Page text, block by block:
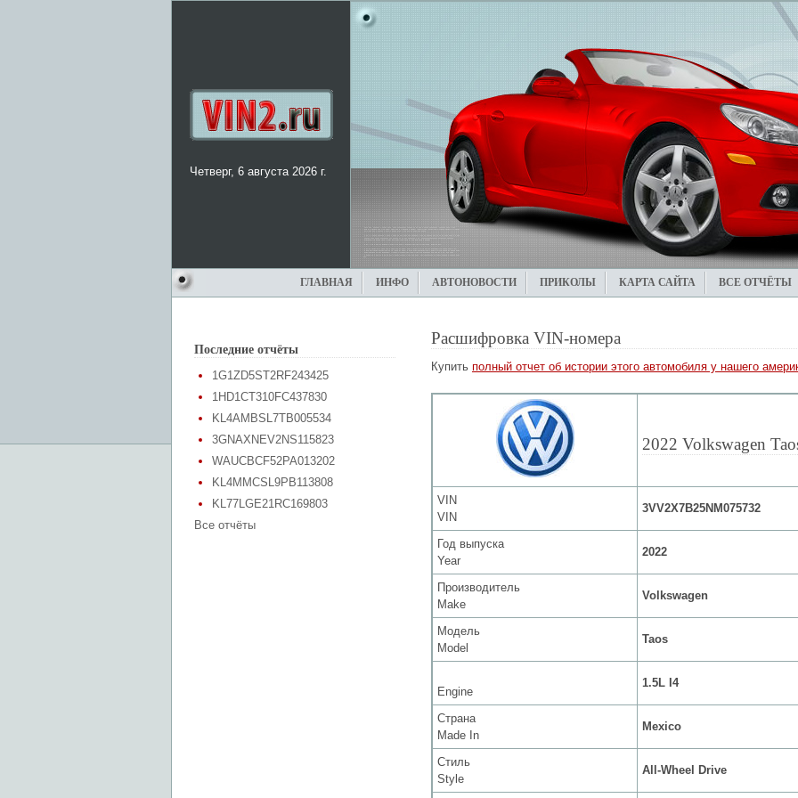
Четверг, 6 августа 2026 г.
ГЛАВНАЯ ИНФО АВТОНОВОСТИ ПРИКОЛЫ КАРТА САЙТА ВСЕ ОТЧЁТЫ
Последние отчёты
1G1ZD5ST2RF243425
1HD1CT310FC437830
KL4AMBSL7TB005534
3GNAXNEV2NS115823
WAUCBCF52PA013202
KL4MMCSL9PB113808
KL77LGE21RC169803
Все отчёты
Расшифровка VIN-номера
Купить полный отчет об истории этого автомобиля у нашего
2022 Volkswagen
VIN
VIN
3VV2X7B25NM075732
Год выпуска
Year
2022
Производитель
Make
Volkswagen
Модель
Model
Taos
Engine
1.5L I4
Страна
Made In
Mexico
Стиль
Style
All-Wheel Drive